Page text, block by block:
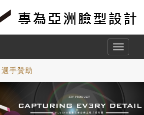
Toggle
選手贊助